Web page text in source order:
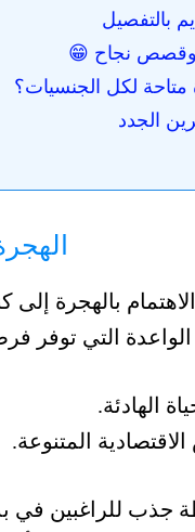
بالتفصيل
وقصص نجاح 😁
متاحة لكل الجنسيات؟
الجدد
بالهجرة
التي توفر
الهادئة.
المتنوعة.
جذب للراغبين في